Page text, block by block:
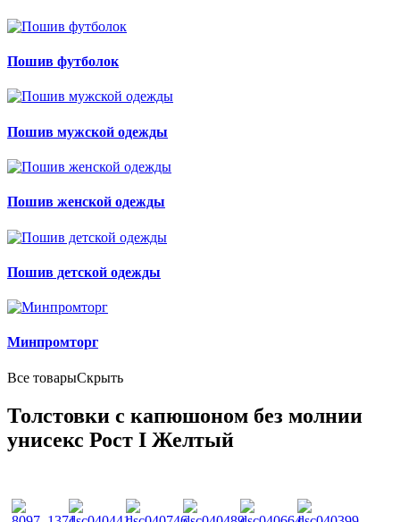
Пошив футболок
Пошив мужской одежды
Пошив женской одежды
Пошив детской одежды
Минпромторг
Все товарыСкрыть
Толстовки с капюшоном без молнии
унисекс Рост I Желтый